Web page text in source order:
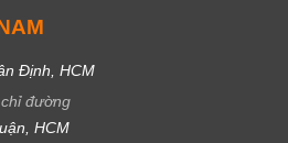
Định, HCM
chỉ đường
HCM